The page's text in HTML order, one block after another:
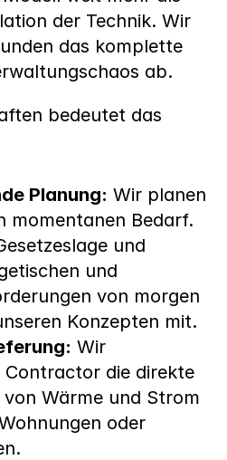
der Technik. Wir
das komplette
ab.
bedeutet das
Planung: Wir planen
momentanen Bedarf.
und
und
von morgen
Konzepten mit.
Wir
Contractor die direkte
von Wärme und Strom
oder